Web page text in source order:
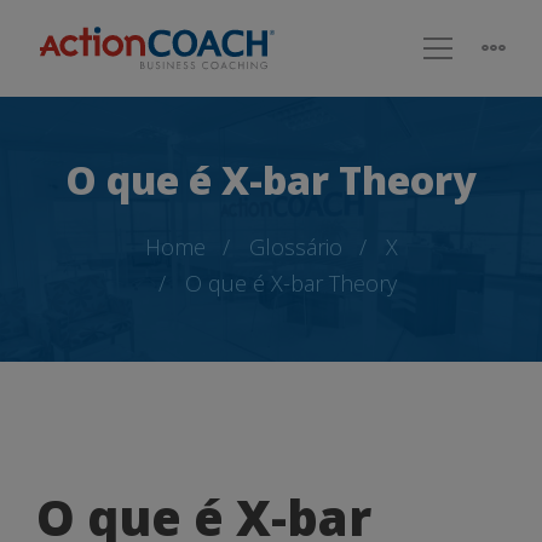
O que é X-bar Theory
Home Glossário
X
O que é X-bar Theory
O
O que é X-bar